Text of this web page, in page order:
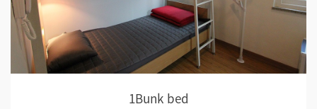
1Bunk bed